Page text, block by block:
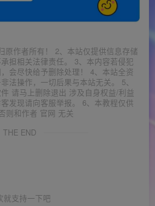
原作者所有！ 2、本站仅提供信息存储
担相关法律责任。 3、本内容若侵犯
会尽快给予删除处理！ 4、本站全资
法操作，一切后果与本站无关。 5、
请马上删除退出 涉及自身权益/利益
发现请向客服举报。 6、本教程仅供
则和作者 官网 无关
THE END
就支持一下吧